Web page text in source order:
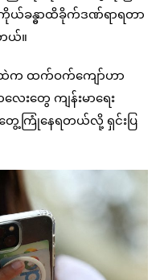
ယ်ခန္ဓာထိခိုက်ဒဏ်ရာရတာ
ယ်။
က ထက်ဝက်ကျော်ဟာ
ေးတွေ ကျန်းမာရေး
ကြုံနေရတယ်လို့ ရှင်းပြ